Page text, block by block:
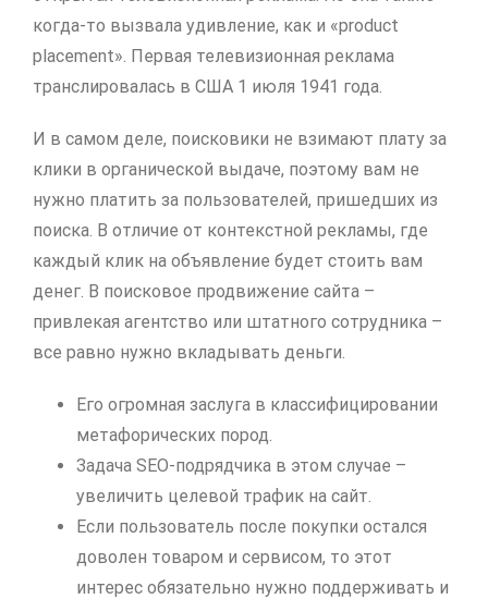
когда-то вызвала удивление, как и «product
placement». Первая телевизионная реклама
транслировалась в США 1 июля 1941 года.
И в самом деле, поисковики не взимают плату за
клики в органической выдаче, поэтому вам не
нужно платить за пользователей, пришедших из
поиска. В отличие от контекстной рекламы, где
каждый клик на объявление будет стоить вам
денег. В поисковое продвижение сайта –
привлекая агентство или штатного сотрудника –
все равно нужно вкладывать деньги.
Его огромная заслуга в классифицировании
метафорических пород.
Задача SEO-подрядчика в этом случае –
увеличить целевой трафик на сайт.
Если пользователь после покупки остался
доволен товаром и сервисом, то этот
интерес обязательно нужно поддерживать и